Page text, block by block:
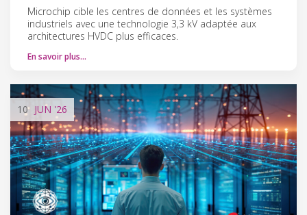
Microchip cible les centres de données et les systèmes
industriels avec une technologie 3,3 kV adaptée aux
architectures HVDC plus efficaces.
En savoir plus…
10 JUN '26